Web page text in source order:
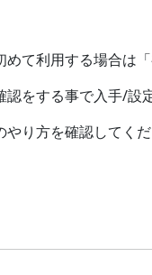
めて利用する場合は
認をする事で入手/設
り方を確認してく